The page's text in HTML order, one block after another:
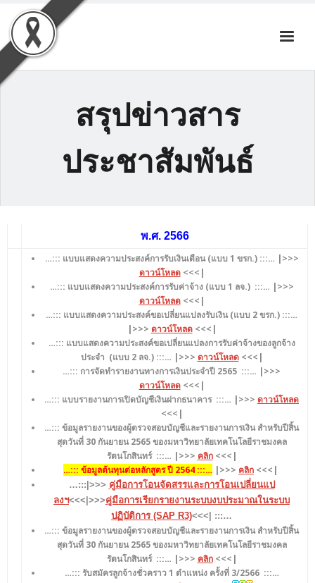
content
สรุปข่าวสาร
ประชาสัมพันธ์
พ.ศ. 2566
…::: แบบแสดงความประสงค์การรับเงินเดือน (แบบ 1 ขรก.):::… |>>>
ดาวน์โหลด<<<|
…::: แบบแสดงความประสงค์การรับค่าจ้าง (แบบ 1 ลจ.) :::… |>>>
ดาวน์โหลด<<<|
…::: แบบแสดงความประสงค์ขอเปลี่ยนแปลงรับเงิน (แบบ 2 ขรก.) :::…
|>>> ดาวน์โหลด<<<|
…::: แบบแสดงความประสงค์ขอเปลี่ยนแปลงการรับค่าจ้างของลูกจ้าง
ประจำ (แบบ 2 ลจ.):::… |>>> ดาวน์โหลด<<<|
…::: การจัดทำรายงานทางการเงินประจำปี 2565 :::… |>>>
ดาวน์โหลด<<<|
…::: แบบรายงานการเปิดบัญชีเงินฝากธนาคาร :::… |>>> ดาวน์โหลด
<<<|
…::: ข้อมูลรายงานของผู้ตรวจสอบบัญชีและรายงานการเงิน สำหรับปีสิ้น
สุดวันที่ 30 กันยายน 2565 ของมหาวิทยาลัยเทคโนโลยีราชมงคล
รัตนโกสินทร์ :::… |>>> คลิก<<<|
…::: ข้อมูลต้นทุนต่อหลักสูตร ปี 2564 :::… |>>> คลิก <<<|
…:::|>>> คู่มือการโอนจัดสรรและการโอนเปลี่ยนแป
ลงฯ<<<|>>>คู่มือการเรียกรายงานระบบงบประมาณในระบบ
ปฏิบัติการ (SAP R3)<<<| :::…
…::: ข้อมูลรายงานของผู้ตรวจสอบบัญชีและรายงานการเงิน สำหรับปีสิ้น
สุดวันที่ 30 กันยายน 2565 ของมหาวิทยาลัยเทคโนโลยีราชมงคล
รัตนโกสินทร์ :::… |>>> คลิก<<<|
…::: รับสมัครลูกจ้างชั่วคราว 1 ตำแหน่ง ครั้งที่ 3/2566 :::…